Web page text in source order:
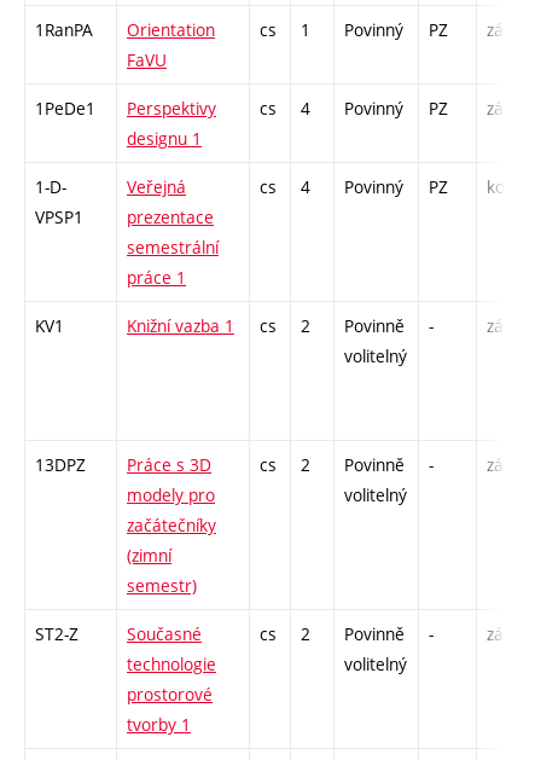
1RanPA
Orientation
FaVU
cs 1 Povinný PZ zá
1PeDe1
Perspektivy
designu 1
cs 4 Povinný PZ zá
1-D-
VPSP1
Veřejná
prezentace
semestrální
práce 1
cs 4 Povinný PZ kol
KV1 Knižní vazba 1 cs 2
Povinně
volitelný
- zá
13DPZ
Práce s 3D
modely pro
začátečníky
(zimní
semestr)
cs 2
Povinně
volitelný
- zá
ST2-Z
Současné
technologie
prostorové
tvorby 1
cs 2
Povinně
volitelný
- zá